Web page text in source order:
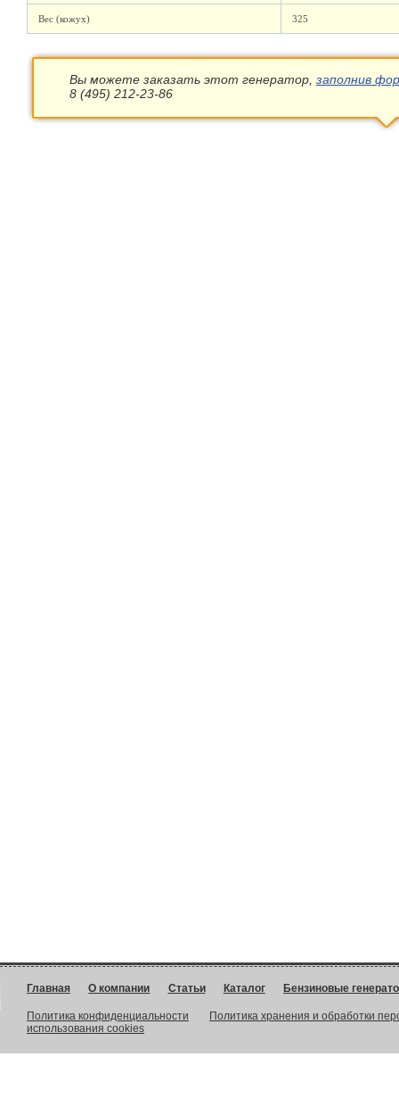
Вес (кожух) 325
Вы можете заказать этот генератор, заполнив
8 (495) 212-23-86
Главная О компании Статьи Каталог Бензиновые
Политика конфиденциальности
Политика хранения и обработки
использования cookies